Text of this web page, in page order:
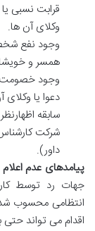
قرابت نسبی
وکلای آن ها.
وجود نفع
همسر و
وجود خصومت
دعوا یا وکلای
سابقه
شرکت
داور).
پیامدهای عدم
جهات رد توسط
انتظامی محسوب
اقدام می تواند حتی